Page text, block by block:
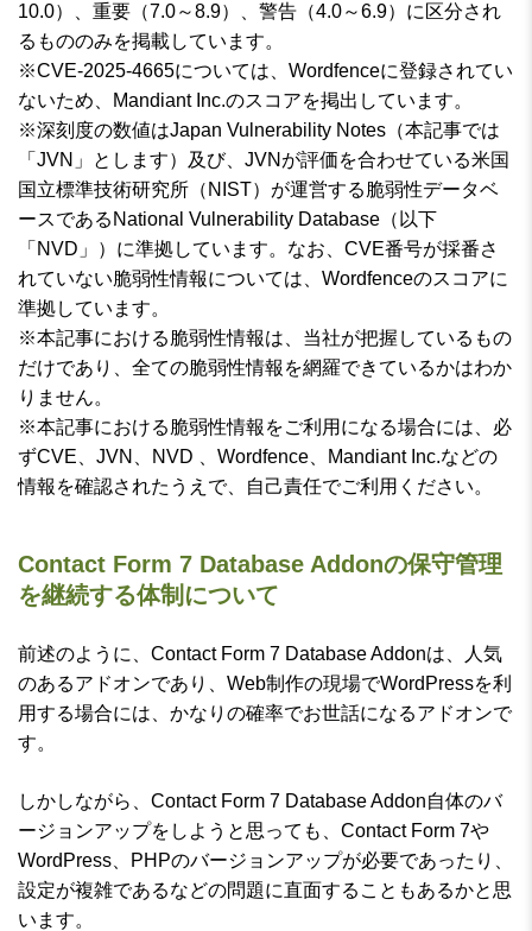
10.0）、重要（7.0～8.9）、警告（4.0～6.9）に区分され
るもののみを掲載しています。
※CVE-2025-4665については、Wordfenceに登録されてい
ないため、Mandiant Inc.のスコアを掲出しています。
※深刻度の数値はJapan Vulnerability Notes（本記事では
「JVN」とします）及び、JVNが評価を合わせている米国
国立標準技術研究所（NIST）が運営する脆弱性データベ
ースであるNational Vulnerability Database（以下
「NVD」）に準拠しています。なお、CVE番号が採番さ
れていない脆弱性情報については、Wordfenceのスコアに
準拠しています。
※本記事における脆弱性情報は、当社が把握しているもの
だけであり、全ての脆弱性情報を網羅できているかはわか
りません。
※本記事における脆弱性情報をご利用になる場合には、必
ずCVE、JVN、NVD 、Wordfence、Mandiant Inc.などの
情報を確認されたうえで、自己責任でご利用ください。
Contact Form 7 Database Addonの保守管理
を継続する体制について
前述のように、Contact Form 7 Database Addonは、人気
のあるアドオンであり、Web制作の現場でWordPressを利
用する場合には、かなりの確率でお世話になるアドオンで
す。
しかしながら、Contact Form 7 Database Addon自体のバ
ージョンアップをしようと思っても、Contact Form 7や
WordPress、PHPのバージョンアップが必要であったり、
設定が複雑であるなどの問題に直面することもあるかと思
います。